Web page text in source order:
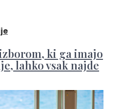
ki ga imajo
lahko vsak najde